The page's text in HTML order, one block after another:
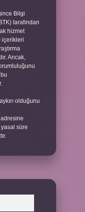
Bilgi
tarafından
hizmet
içerikleri
Ancak,
olduğunu
adresine
süre